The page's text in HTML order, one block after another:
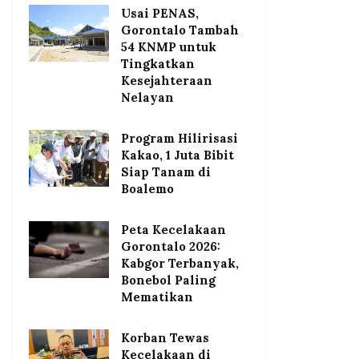
Usai PENAS,
Gorontalo Tambah
54 KNMP untuk
Tingkatkan
Kesejahteraan
Nelayan
Program Hilirisasi
Kakao, 1 Juta Bibit
Siap Tanam di
Boalemo
Peta Kecelakaan
Gorontalo 2026:
Kabgor Terbanyak,
Bonebol Paling
Mematikan
Korban Tewas
Kecelakaan di